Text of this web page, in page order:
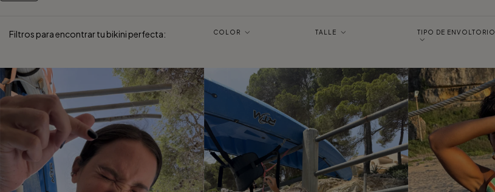
Filtros para encontrar tu bikini perfecta: COLOR TALLE TIPO DE ENVOLTORIO